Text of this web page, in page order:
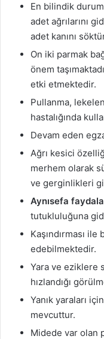
En bilindik
adet ağrılarını
adet kanını
On iki parmak
önem
etki etmektedir.
Pullanma,
hastalığında
Devam eden
Ağrı kesici
merhem olarak
ve gerginlikleri
Aynısefa
tutukluluğuna
Kaşındırması
edebilmektedir.
Yara ve eziklere
hızlandığı
Yanık yaraları
mevcuttur.
Midede var olan